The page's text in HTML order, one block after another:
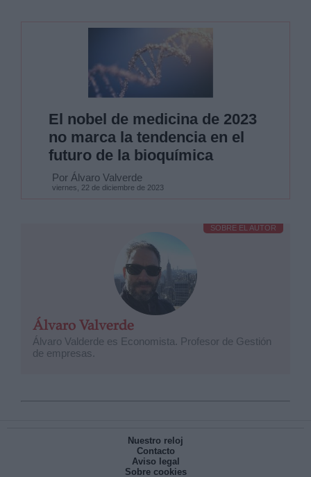
El nobel de medicina de 2023
no marca la tendencia en el
futuro de la bioquímica
Por Álvaro Valverde
viernes, 22 de diciembre de 2023
SOBRE EL AUTOR
Álvaro Valverde
Álvaro Valderde es Economista. Profesor de Gestión
de empresas.
Nuestro reloj
Contacto
Aviso legal
Sobre cookies